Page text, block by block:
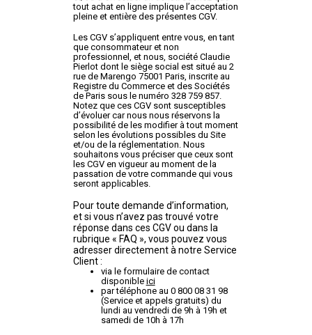
tout achat en ligne implique l’acceptation
pleine et entière des présentes CGV.
Les CGV s’appliquent entre vous, en tant
que consommateur et non
professionnel, et nous, société Claudie
Pierlot dont le siège social est situé au 2
rue de Marengo 75001 Paris, inscrite au
Registre du Commerce et des Sociétés
de Paris sous le numéro 328 759 857.
Notez que ces CGV sont susceptibles
d’évoluer car nous nous réservons la
possibilité de les modifier à tout moment
selon les évolutions possibles du Site
et/ou de la réglementation. Nous
souhaitons vous préciser que ceux sont
les CGV en vigueur au moment de la
passation de votre commande qui vous
seront applicables.
Pour toute demande d’information,
et si vous n’avez pas trouvé votre
réponse dans ces CGV ou dans la
rubrique « FAQ », vous pouvez vous
adresser directement à notre Service
Client :
via le formulaire de contact
disponible ici
par téléphone au 0 800 08 31 98
(Service et appels gratuits) du
lundi au vendredi de 9h à 19h et
samedi de 10h à 17h